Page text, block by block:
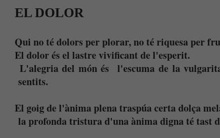
EL DOLOR
Qui no té dolors per plorar, no té riquesa per
El dolor és el lastre vivificant de l'esperit.
L'alegria del món és l'escuma de la
sentits.
El goig de l'ànima plena traspúa certa dolça
la profonda tristura d'una ànima digna té tast